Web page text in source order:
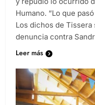
Humano. “Lo que
Los dichos de Tissera
denuncia contra
Leer más